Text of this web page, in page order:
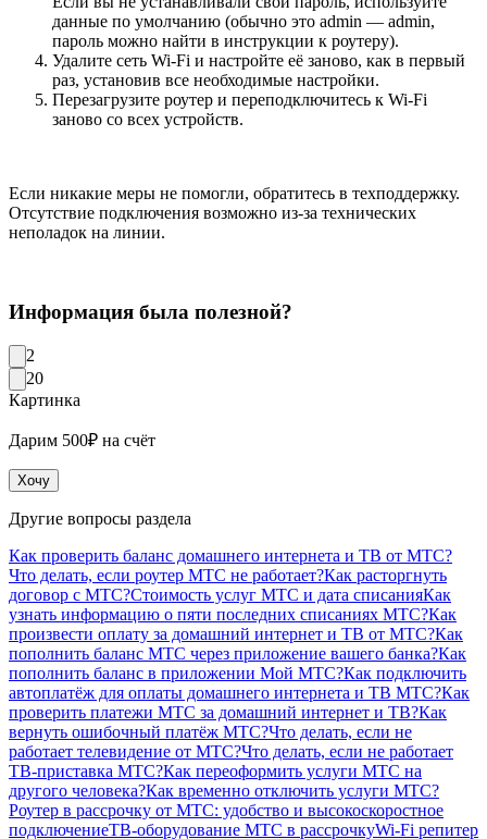
данные по умолчанию (обычно это admin — admin,
пароль можно найти в инструкции к роутеру).
Удалите сеть Wi-Fi и настройте её заново, как в первый
раз, установив все необходимые настройки.
Перезагрузите роутер и переподключитесь к Wi-Fi
заново со всех устройств.
Если никакие меры не помогли, обратитесь в техподдержку.
Отсутствие подключения возможно из-за технических
неполадок на линии.
Информация была полезной?
2
20
Картинка
Дарим 500₽ на счёт
Хочу
Другие вопросы раздела
Как проверить баланс домашнего интернета и ТВ от МТС?
Что делать, если роутер МТС не работает?Как расторгнуть
договор с МТС?Стоимость услуг МТС и дата списанияКак
узнать информацию о пяти последних списаниях МТС?Как
произвести оплату за домашний интернет и ТВ от МТС?Как
пополнить баланс МТС через приложение вашего банка?Как
пополнить баланс в приложении Мой МТС?Как подключить
автоплатёж для оплаты домашнего интернета и ТВ МТС?Как
проверить платежи МТС за домашний интернет и ТВ?Как
вернуть ошибочный платёж МТС?Что делать, если не
работает телевидение от МТС?Что делать, если не работает
ТВ-приставка МТС?Как переоформить услуги МТС на
другого человека?Как временно отключить услуги МТС?
Роутер в рассрочку от МТС: удобство и высокоскоростное
подключениеТВ-оборудование МТС в рассрочкуWi-Fi репитер